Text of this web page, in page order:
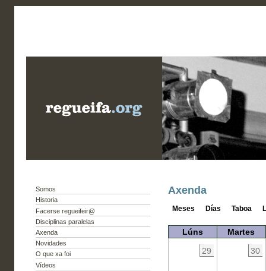
Somos
Historia
Facerse regueifeir@
Disciplinas paralelas
Axenda
Novidades
O que xa foi
Vídeos
Axenda
Meses Días Taboa
Lúns
Martes
29
30